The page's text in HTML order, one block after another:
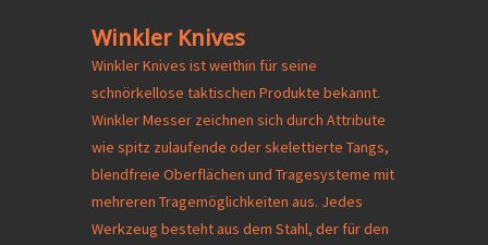
Winkler Knives
Winkler Knives ist weithin für seine
schnörkellose taktischen Produkte bekannt.
Winkler Messer zeichnen sich durch Attribute
wie spitz zulaufende oder skelettierte Tangs,
blendfreie Oberflächen und Tragesysteme mit
mehreren Tragemöglichkeiten aus. Jedes
Werkzeug besteht aus dem Stahl, der für den